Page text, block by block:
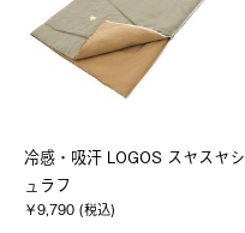
冷感・吸汗 LOGOS スヤスヤシ
ュラフ
￥9,790 (税込)